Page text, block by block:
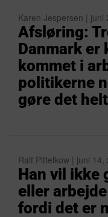
Karen Jespersen | juni
Afsløring:
Danmark er
kommet i
politikerne
gøre det
Ralf Pittelkow | juni 14,
Han vil ikke
eller
fordi det er